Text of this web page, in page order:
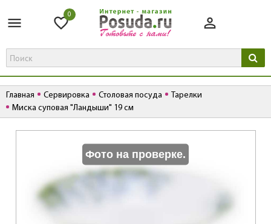
0
Главная Сервировка Столовая посуда
Тарелки
Миска суповая "Ландыши" 19 см
Фото на проверке.